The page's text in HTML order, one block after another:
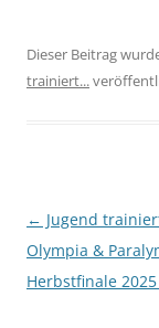
September 2025
stattfand, an
(DSLV) sowie des
Deutschen
Bundes (DTB)
und im Rahmen
Dieser Beitrag
trainiert...
← Jugend
Olympia &
Herbstfinale